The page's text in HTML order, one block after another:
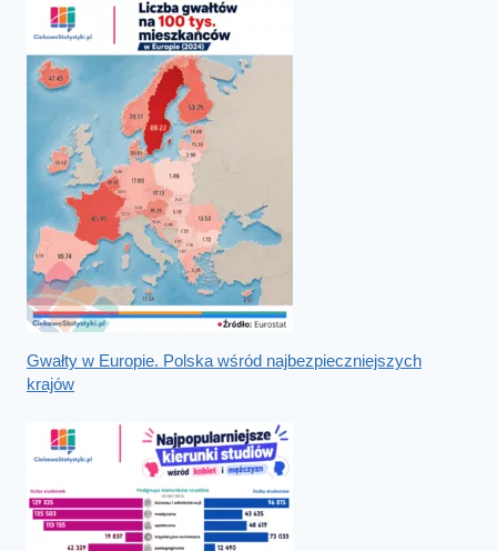
Gwałty w Europie. Polska wśród najbezpieczniejszych
krajów